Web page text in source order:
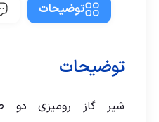
توضیحات
توضیحات
شیر گاز رومیزی دو